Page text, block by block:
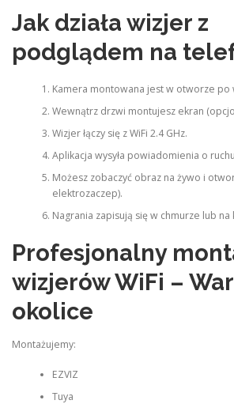
Jak działa wizjer z
podglądem na
Kamera montowana jest w otworze po
Wewnątrz drzwi montujesz ekran
Wizjer łączy się z WiFi 2.4 GHz.
Aplikacja wysyła powiadomienia o
Możesz zobaczyć obraz na żywo i
elektrozaczep).
Nagrania zapisują się w chmurze lub na
Profesjonalny
wizjerów WiFi –
okolice
Montażujemy:
EZVIZ
Tuya